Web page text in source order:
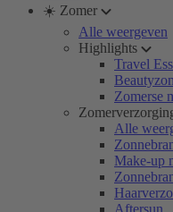
☀️ Zomer
Alle weergeven
Highlights
Travel
Zomerse
Alle
Make-up
Aftersun